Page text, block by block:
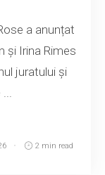
a anunțat
și Irina Rimes
juratului și
2 min read